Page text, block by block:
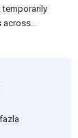
temporarily
across
support
by heavy